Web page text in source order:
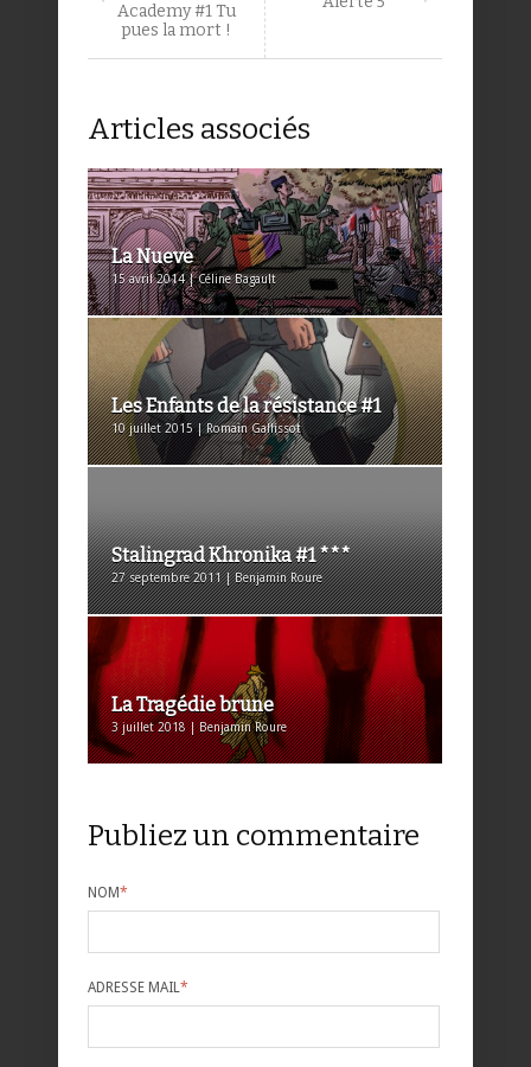
Academy #1 Tu
pues la mort !
Articles associés
La Nueve
15 avril 2014 | Céline Bagault
Les Enfants de la résistance #1
10 juillet 2015 | Romain Gallissot
Stalingrad Khronika #1 ***
27 septembre 2011 | Benjamin Roure
La Tragédie brune
3 juillet 2018 | Benjamin Roure
Publiez un commentaire
NOM*
ADRESSE MAIL*